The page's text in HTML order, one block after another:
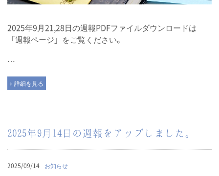
2025年9月21,28日の週報PDFファイルダウンロードは
「週報ページ」をご覧ください。
…
詳細を見る
2025年9月14日の週報をアップしました。
2025/09/14 お知らせ